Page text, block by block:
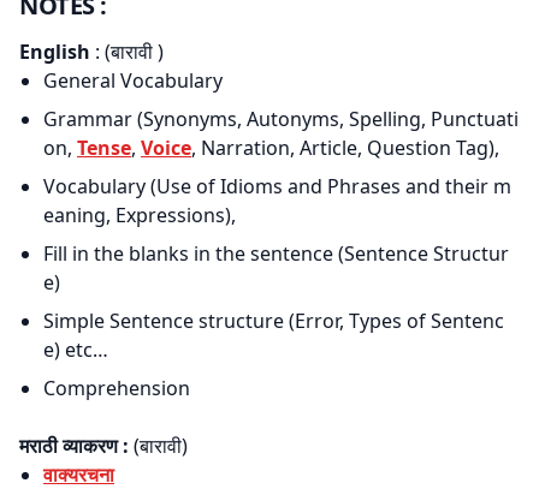
English : (बारावी )
General Vocabulary
Grammar (Synonyms, Autonyms, Spelling, Punctuati
on, Tense, Voice, Narration, Article, Question Tag),
Vocabulary (Use of Idioms and Phrases and their m
eaning, Expressions),
Fill in the blanks in the sentence (Sentence Structur
e)
Simple Sentence structure (Error, Types of Sentenc
e) etc…
Comprehension
मराठी व्याकरण : (बारावी)
वाक्‍यरचना